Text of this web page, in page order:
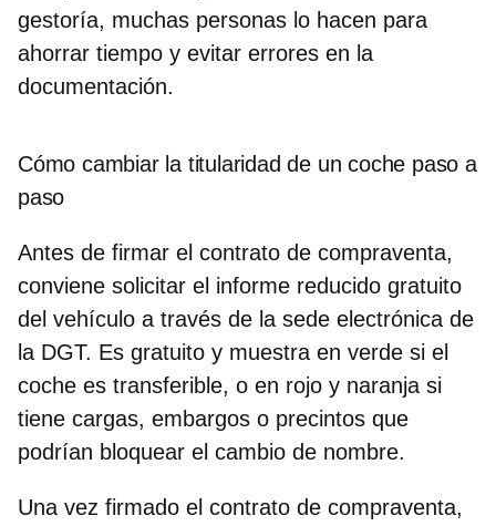
gestoría, muchas personas lo hacen para
ahorrar tiempo y evitar errores en la
documentación.
Cómo cambiar la titularidad de un coche paso a
paso
Antes de firmar el contrato de compraventa,
conviene solicitar el informe reducido gratuito
del vehículo a través de la sede electrónica de
la DGT. Es gratuito y muestra en verde si el
coche es transferible, o en rojo y naranja si
tiene cargas, embargos o precintos que
podrían bloquear el cambio de nombre.
Una vez firmado el contrato de compraventa,